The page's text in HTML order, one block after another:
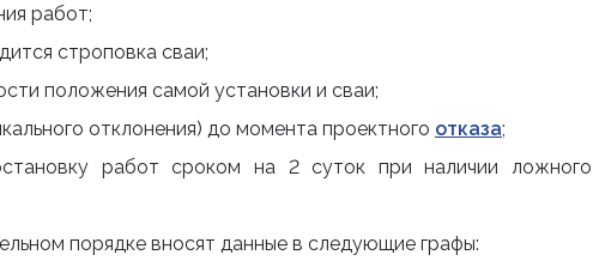
работ;
строповка сваи;
положения самой установки и сваи;
отклонения) до момента проектного отказа;
работ сроком на 2 суток при наличии ложного
порядке вносят данные в следующие графы: